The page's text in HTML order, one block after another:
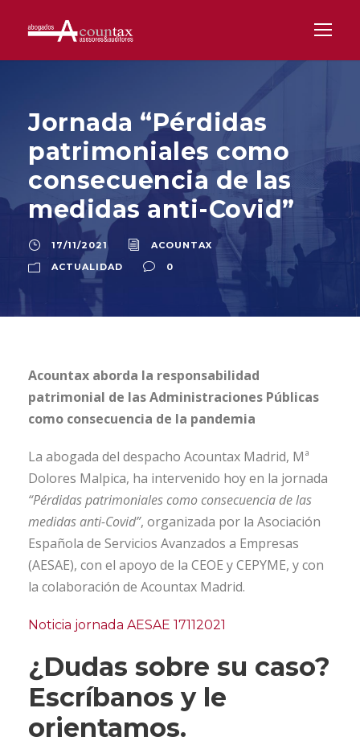
Jornada “Pérdidas
patrimoniales como
consecuencia de las
medidas anti-Covid”
17/11/2021
ACOUNTAX
ACTUALIDAD
0
Acountax aborda la responsabilidad
patrimonial de las Administraciones Públicas
como consecuencia de la pandemia
La abogada del despacho Acountax Madrid, Mª
Dolores Malpica, ha intervenido hoy en la jornada
“Pérdidas patrimoniales como consecuencia de las
medidas anti-Covid”, organizada por la Asociación
Española de Servicios Avanzados a Empresas
(AESAE), con el apoyo de la CEOE y CEPYME, y con
la colaboración de Acountax Madrid.
Noticia jornada AESAE 17112021
¿Dudas sobre su caso?
Escríbanos y le
orientamos.